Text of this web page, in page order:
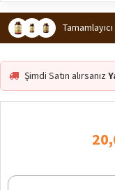
Şimdi Satın alırsanız